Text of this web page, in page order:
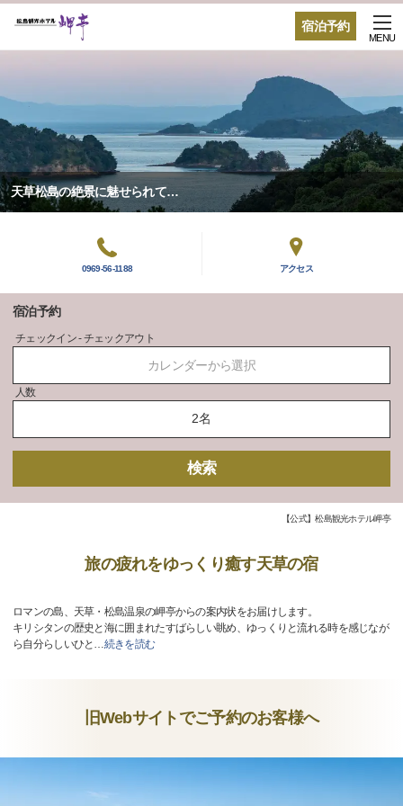
宿泊予約
MENU
天草松島の絶景に魅せられて…
0969-56-1188 アクセス
宿泊予約
チェックイン - チェックアウト
カレンダーから選択
人数
検索
【公式】松島観光ホテル岬亭
旅の疲れをゆっくり癒す天草の宿
ロマンの島、天草・松島温泉の岬亭からの案内状をお届けします。
キリシタンの歴史と海に囲まれたすばらしい眺め、ゆっくりと流れる時を感じなが
ら自分らしいひと …続きを読む
旧Webサイトでご予約のお客様へ